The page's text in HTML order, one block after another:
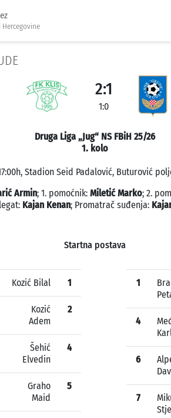
Hercegovine
2:1
1:0
Druga Liga „Jug“ NS FBiH 25/26
1. kolo
Stadion Seid Padalović, Buturović
Armin; 1. pomoćnik: Miletić Marko; 2.
Kajan Kenan; Promatrač suđenja:
Startna postava
Kozić Bilal 1
Kozić
Adem
2
Šehić
Elvedin
4
Graho
Maid
5
1
4
6
7